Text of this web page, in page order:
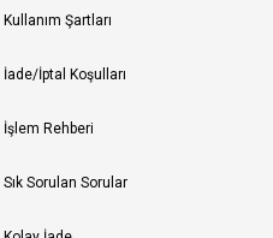
Kullanım Şartları
İade/İptal Koşulları
İşlem Rehberi
Sık Sorulan Sorular